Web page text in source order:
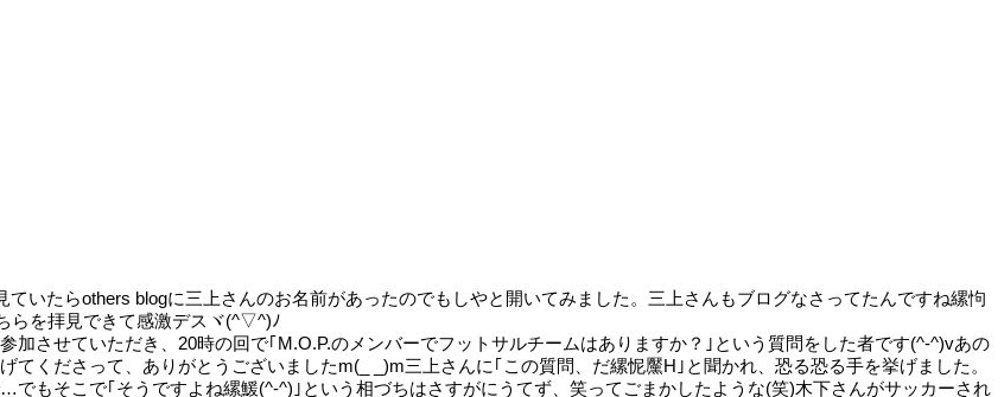
いたらothers blogに三上さんのお名前があったのでもしやと開いてみました。三上さんもブログなさってたんですね縲怐
らを拝見できて感激デスヾ(^▽^)ﾉ
加させていただき、20時の回で｢M.O.P.のメンバーでフットサルチームはありますか？｣という質問をした者です(^-^)vあの
くださって、ありがとうございましたm(_ _)m三上さんに｢この質問、だ縲怩黶H｣と聞かれ、恐る恐る手を挙げました。
もそこで｢そうですよね縲鰀(^-^)｣という相づちはさすがにうてず、笑ってごまかしたような(笑)木下さんがサッカーされ